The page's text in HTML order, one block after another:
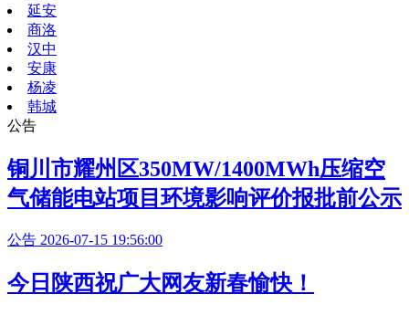
延安
商洛
汉中
安康
杨凌
韩城
公告
铜川市耀州区350MW/1400MWh压缩空
气储能电站项目环境影响评价报批前公示
公告 2026-07-15 19:56:00
今日陕西祝广大网友新春愉快！